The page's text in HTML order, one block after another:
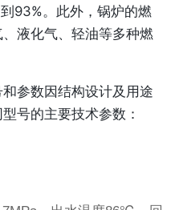
93%。此外，锅炉的燃
液化气、轻油等多种燃
参数因结构设计及用途
号的主要技术参数：